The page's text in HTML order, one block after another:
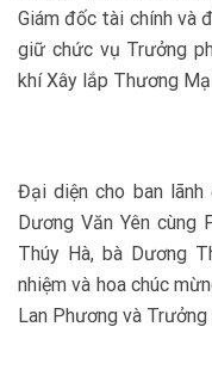
Giám đốc tài chính và
giữ chức vụ Trưởng
khí Xây lắp Thương
Đại diện cho ban
Dương Văn Yên
Thúy Hà, bà Dương
nhiệm và hoa chúc
Lan Phương và